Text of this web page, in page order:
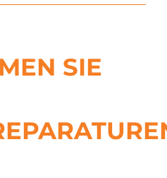
Materialien
SIE